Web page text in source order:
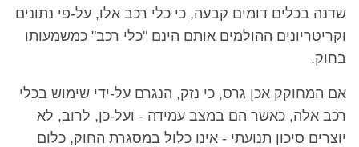
שדנה בכלים דומים קבעה, כי כלי רכב אלו, על-פי נתונים
וקריטריונים ההולמים אותם הינם "כלי רכב" כמשמעותו
בחוק.
אם המחוקק אכן גרס, כי נזק, הנגרם על-ידי שימוש בכלי
רכב אלה, כאשר הם במצב עמידה - ועל-כן, לרוב, לא
יוצרים סיכון תנועתי - אינו כלול במסגרת החוק, כלום